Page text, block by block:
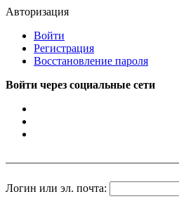
Авторизация
Войти
Регистрация
Восстановление пароля
Войти через социальные сети
Логин или эл. почта: